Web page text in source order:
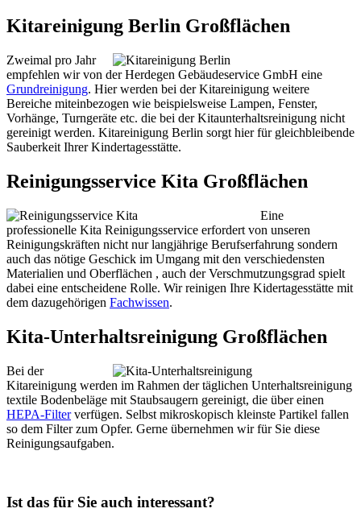
Kitareinigung Berlin Großflächen
Zweimal pro Jahr
empfehlen wir von der Herdegen Gebäudeservice GmbH eine
Grundreinigung. Hier werden bei der Kitareinigung weitere
Bereiche miteinbezogen wie beispielsweise Lampen, Fenster,
Vorhänge, Turngeräte etc. die bei der Kitaunterhaltsreinigung nicht
gereinigt werden. Kitareinigung Berlin sorgt hier für gleichbleibende
Sauberkeit Ihrer Kindertagesstätte.
Reinigungsservice Kita Großflächen
Eine
professionelle Kita Reinigungsservice erfordert von unseren
Reinigungskräften nicht nur langjährige Berufserfahrung sondern
auch das nötige Geschick im Umgang mit den verschiedensten
Materialien und Oberflächen , auch der Verschmutzungsgrad spielt
dabei eine entscheidene Rolle. Wir reinigen Ihre Kidertagesstätte mit
dem dazugehörigen Fachwissen.
Kita-Unterhaltsreinigung Großflächen
Bei der
Kitareinigung werden im Rahmen der täglichen Unterhaltsreinigung
textile Bodenbeläge mit Staubsaugern gereinigt, die über einen
HEPA-Filterverfügen. Selbst mikroskopisch kleinste Partikel fallen
so dem Filter zum Opfer. Gerne übernehmen wir für Sie diese
Reinigungsaufgaben.
Ist das für Sie auch interessant?